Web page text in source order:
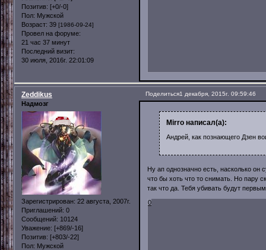
Позитив: [+0/-0]
Пол: Мужской
Возраст: 39 [1986-09-24]
Провел на форуме:
21 час 37 минут
Последний визит:
30 июля, 2016г. 22:01:09
Поделиться1 декабря, 2015г. 09:59:46
Zeddikus
Надмозг
Зарегистрирован: 22 августа, 2007г.
Приглашений: 0
Сообщений: 10124
Уважение: [+869/-16]
Позитив: [+803/-22]
Пол: Мужской
Mirro написал(а):
Андрей, как познающего Дзен
Ну ап однозначно есть, насколько
что бы хоть что то снимать. Но пару
так что да. Тебя убивать будут
0